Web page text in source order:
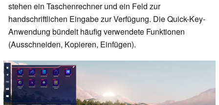
stehen ein Taschenrechner und ein Feld zur
handschriftlichen Eingabe zur Verfügung. Die Quick-Key-
Anwendung bündelt häufig verwendete Funktionen
(Ausschneiden, Kopieren, Einfügen).